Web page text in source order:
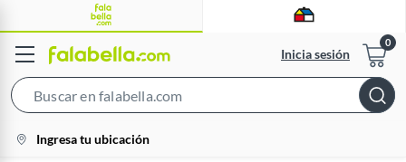
Inicia sesión
Bar
location-
icon
Ingresa tu ubicación